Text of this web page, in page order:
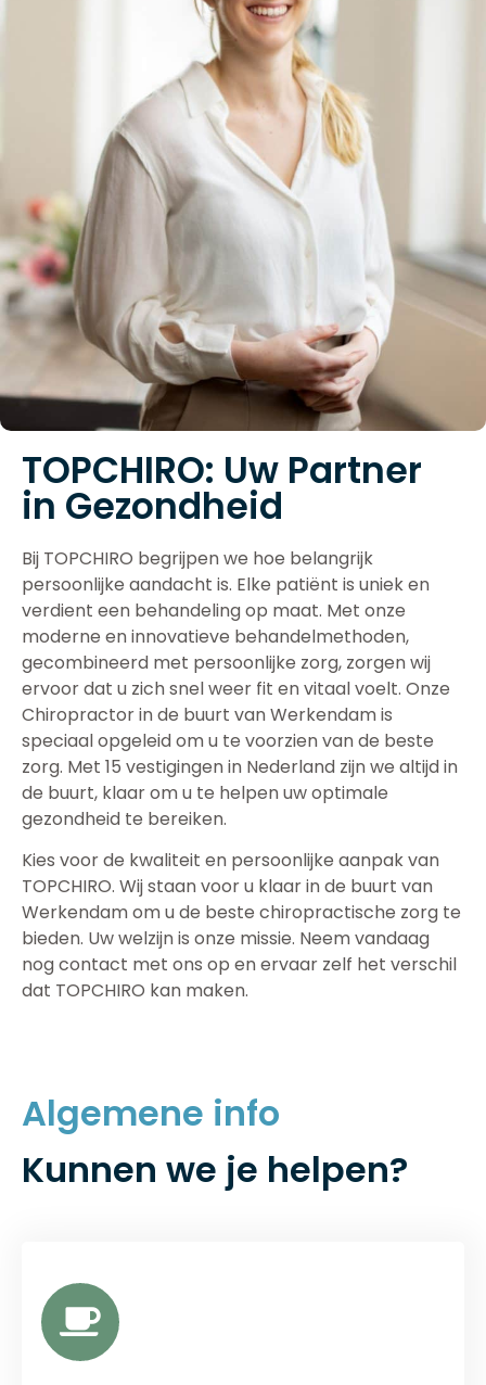
TOPCHIRO: Uw Partner
in Gezondheid
Bij TOPCHIRO begrijpen we hoe belangrijk
persoonlijke aandacht is. Elke patiënt is uniek en
verdient een behandeling op maat. Met onze
moderne en innovatieve behandelmethoden,
gecombineerd met persoonlijke zorg, zorgen wij
ervoor dat u zich snel weer fit en vitaal voelt. Onze
Chiropractor in de buurt van Werkendam is
speciaal opgeleid om u te voorzien van de beste
zorg. Met 15 vestigingen in Nederland zijn we altijd in
de buurt, klaar om u te helpen uw optimale
gezondheid te bereiken.
Kies voor de kwaliteit en persoonlijke aanpak van
TOPCHIRO. Wij staan voor u klaar in de buurt van
Werkendam om u de beste chiropractische zorg te
bieden. Uw welzijn is onze missie. Neem vandaag
nog contact met ons op en ervaar zelf het verschil
dat TOPCHIRO kan maken.
Algemene info
Kunnen we je helpen?